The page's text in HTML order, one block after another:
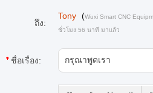
ถึง:
Tony (Wuxi Smart CNC
ชั่วโมง 56 นาที มาแล้ว
ชื่อเรื่อง: